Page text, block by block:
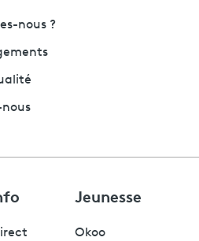
nous ?
nous
Jeunesse
Okoo